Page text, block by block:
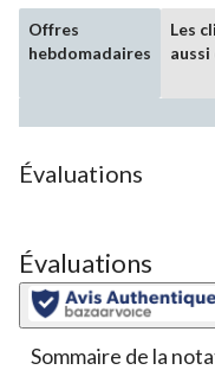
Offres
hebdomadaires
Les
Évaluations
Évaluations
Sommaire de la